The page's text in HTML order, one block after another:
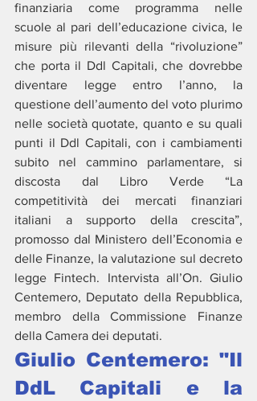
finanziaria come programma nelle
scuole al pari dell’educazione civica, le
misure più rilevanti della “rivoluzione”
che porta il Ddl Capitali, che dovrebbe
diventare legge entro l’anno, la
questione dell’aumento del voto plurimo
nelle società quotate, quanto e su quali
punti il Ddl Capitali, con i cambiamenti
subito nel cammino parlamentare, si
discosta dal Libro Verde “La
competitività dei mercati finanziari
italiani a supporto della crescita”,
promosso dal Ministero dell’Economia e
delle Finanze, la valutazione sul decreto
legge Fintech. Intervista all’On. Giulio
Centemero, Deputato della Repubblica,
membro della Commissione Finanze
della Camera dei deputati.
Giulio Centemero: "Il
DdL Capitali e la